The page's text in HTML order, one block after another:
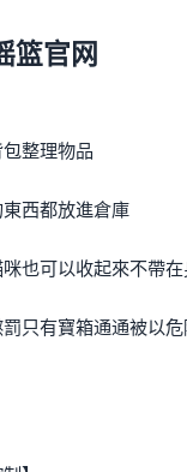
篮官网
整理物品
西都放進倉庫
也可以收起來不帶
只有寶箱通通被以